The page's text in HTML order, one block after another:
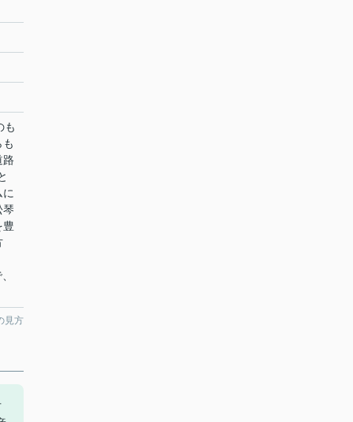
も
路
琴
豊
見方